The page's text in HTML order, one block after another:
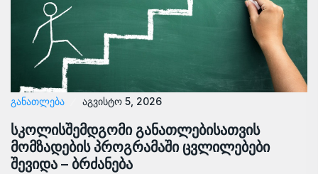
ᲒᲐᲜᲐᲗᲚᲔᲑᲐ აგვისტო 5, 2026
სკოლისშემდგომი განათლებისათვის
მომზადების პროგრამაში ცვლილებები
შევიდა – ბრძანება